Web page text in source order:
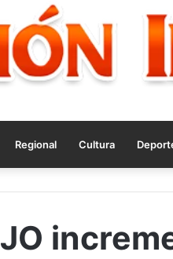
Regional Cultura